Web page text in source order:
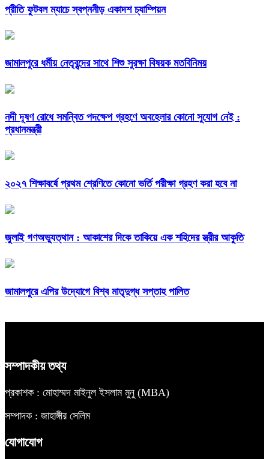
প্রীতি ফুটবল ম্যাচে স্বপ্ননীড় একাদশ চ্যাম্পিয়ন
জামালপুরে ধর্মীয় নেতৃবৃন্দের সাথে শিশু সুরক্ষা বিষয়ক মতবিনিময়
নদী দূষণ রোধে সমন্বিত পদক্ষেপ গ্রহণে অবহেলার কোনো সুযোগ নেই :
প্রধানমন্ত্রী
২০২৭ শিক্ষাবর্ষে প্রথম শ্রেণিতে কোনো ভর্তি পরীক্ষা গ্রহণ করা হবে না
জুলাই গণঅভ্যুত্থান : আকাশের দিকে তাকিয়ে এক শহিদের স্ত্রীর আকুতি
জামালপুরে এপির উদ্যোগে বিশ্ব মাতৃদুগ্ধ সপ্তাহ পালিত
সম্পাদকীয় তথ্য
প্রকাশক : মোহাম্মদ মাইনুল ইসলাম মুনু (MBA)
সম্পাদক : জাহাঙ্গীর সেলিম
যোগাযোগ